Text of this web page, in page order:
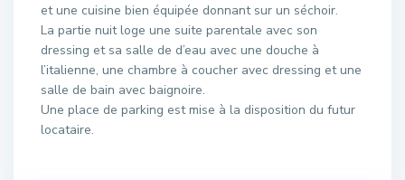
et une cuisine bien équipée donnant sur un séchoir.
La partie nuit loge une suite parentale avec son
dressing et sa salle de d’eau avec une douche à
l’italienne, une chambre à coucher avec dressing et une
salle de bain avec baignoire.
Une place de parking est mise à la disposition du futur
locataire.